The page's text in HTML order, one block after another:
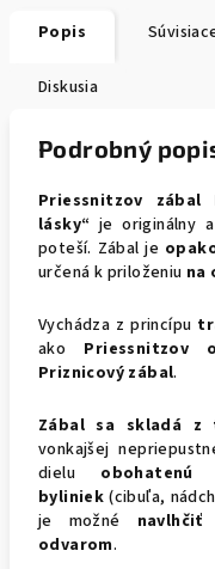
Popis
Diskusia
Podrobný
Priessnitzov
lásky“ je originálny
poteší. Zábal je
určená k priloženiu na
Vychádza z princípu
ako Priessnitzov
Priznicový zábal.
Zábal sa skladá z
vonkajšej
dielu
byliniek (cibuľa,
je možné
odvarom.